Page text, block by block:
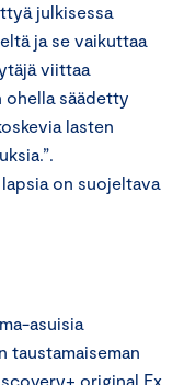
julkisessa
ja se vaikuttaa
viittaa
ohella säädetty
lasten
on suojeltava
asuisia
taustamaiseman
original Ex